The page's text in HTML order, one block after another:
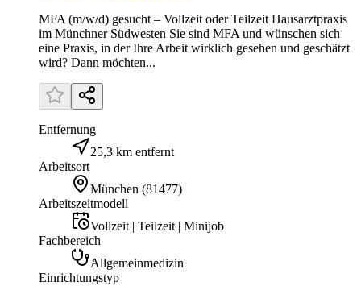
MFA (m/w/d) gesucht – Vollzeit oder Teilzeit Hausarztpraxis
im Münchner Südwesten Sie sind MFA und wünschen sich
eine Praxis, in der Ihre Arbeit wirklich gesehen und geschätzt
wird? Dann möchten...
Entfernung
25,3 km entfernt
Arbeitsort
München (81477)
Arbeitszeitmodell
Vollzeit | Teilzeit | Minijob
Fachbereich
Allgemeinmedizin
Einrichtungstyp